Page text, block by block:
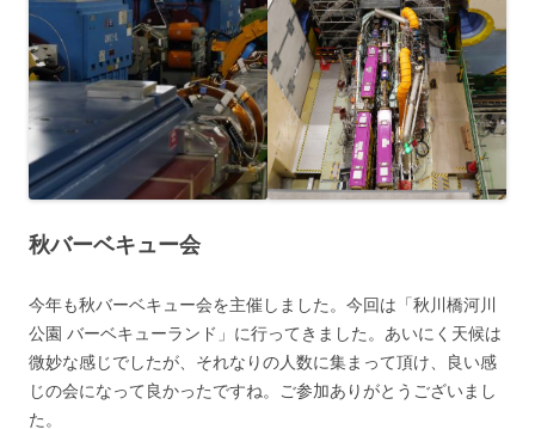
秋バーベキュー会
今年も秋バーベキュー会を主催しました。今回は「秋川橋河川
公園 バーベキューランド」に行ってきました。あいにく天候は
微妙な感じでしたが、それなりの人数に集まって頂け、良い感
じの会になって良かったですね。ご参加ありがとうございまし
た。